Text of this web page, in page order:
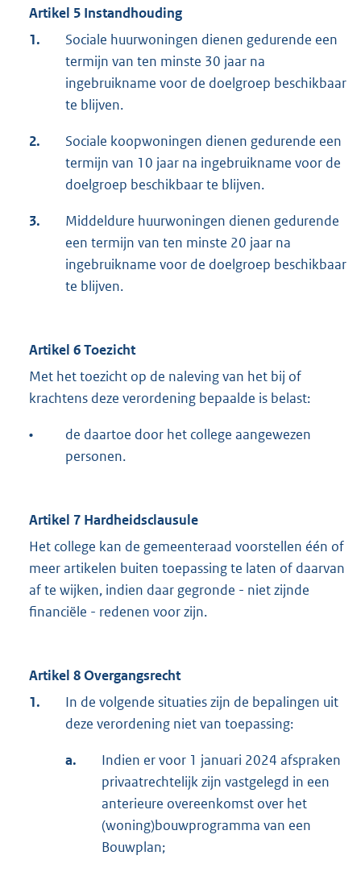
Artikel 5 Instandhouding
1.
Sociale huurwoningen dienen gedurende een
termijn van ten minste 30 jaar na
ingebruikname voor de doelgroep beschikbaar
te blijven.
2.
Sociale koopwoningen dienen gedurende een
termijn van 10 jaar na ingebruikname voor de
doelgroep beschikbaar te blijven.
3.
Middeldure huurwoningen dienen gedurende
een termijn van ten minste 20 jaar na
ingebruikname voor de doelgroep beschikbaar
te blijven.
Artikel 6 Toezicht
Met het toezicht op de naleving van het bij of
krachtens deze verordening bepaalde is belast:
•
de daartoe door het college aangewezen
personen.
Artikel 7 Hardheidsclausule
Het college kan de gemeenteraad voorstellen één of
meer artikelen buiten toepassing te laten of daarvan
af te wijken, indien daar gegronde - niet zijnde
financiële - redenen voor zijn.
Artikel 8 Overgangsrecht
1.
In de volgende situaties zijn de bepalingen uit
deze verordening niet van toepassing:
a.
Indien er voor 1 januari 2024 afspraken
privaatrechtelijk zijn vastgelegd in een
anterieure overeenkomst over het
(woning)bouwprogramma van een
Bouwplan;